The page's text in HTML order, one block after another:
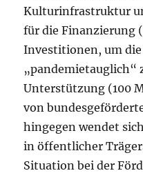
Kulturinfrastruktur
für die Finanzierung
Investitionen, um
„pandemietauglich“
Unterstützung (100
von
hingegen wendet
in öffentlicher
Situation bei der